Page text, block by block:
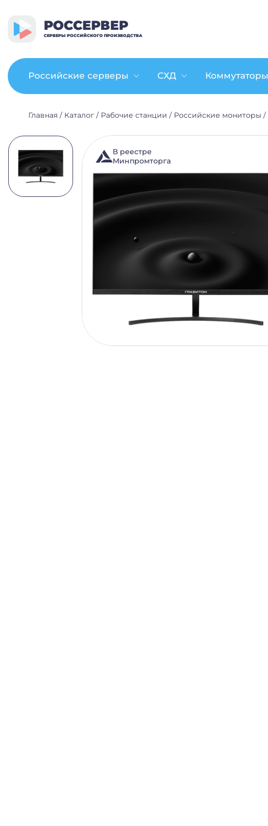
РОССЕРВЕР
СЕРВЕРЫ РОССИЙСКОГО ПРОИЗВОДСТВА
Российские серверы СХД Коммутаторы
Главная / Каталог / Рабочие станции / Российские мониторы /
В реестре
Минпромторга